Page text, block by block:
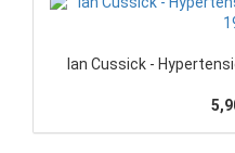
Ian Cussick -